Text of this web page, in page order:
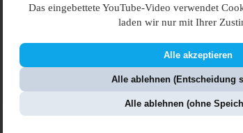
Das eingebettete YouTube-Video verwendet
laden wir nur mit Ihrer
Alle akzeptieren
Alle ablehnen (Entscheidung
Alle ablehnen (ohne